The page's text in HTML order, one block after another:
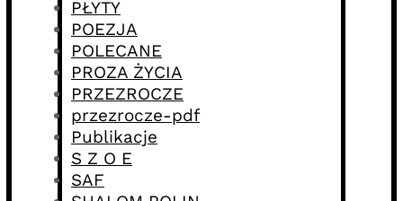
PŁYTY
POEZJA
POLECANE
PROZA ŻYCIA
PRZEZROCZE
przezrocze-pdf
Publikacje
S Z O E
SAF